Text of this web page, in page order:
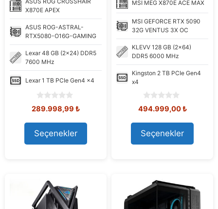
X870E APEX
ASUS ROG-ASTRAL-
RTX5080-O16G-GAMING
Lexar 48 GB (2x24) DDR5
7600 MHz
Lexar 1 TB PCIe Gen4 x4
0
o
u
t
o
f
Orijinal
317.536,66 ₺.
289.998,99 ₺Şu
Seçenekler
MSI MEG X870E ACE MAX
MSI GEFORCE RTX 5090
32G VENTUS 3X OC
KLEVV 128 GB (2x64)
DDR5 6000 MHz
Kingston 2 TB PCIe Gen4
x4
0
o
u
t
o
f
Orijinal
575.343,58 ₺.
494.999,00₺Şu
Seçenekler